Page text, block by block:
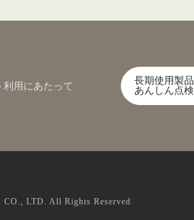
利用にあたって
長期使用製
あんしん点検
LTD. All Rights Reserved